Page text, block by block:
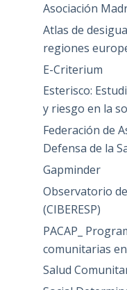
Asociación
Atlas de
regiones
E-Criterium
Esterisco:
y riesgo en la
Federación de
Defensa de la
Gapminder
Observatorio
(CIBERESP)
PACAP_
comunitarias
Salud